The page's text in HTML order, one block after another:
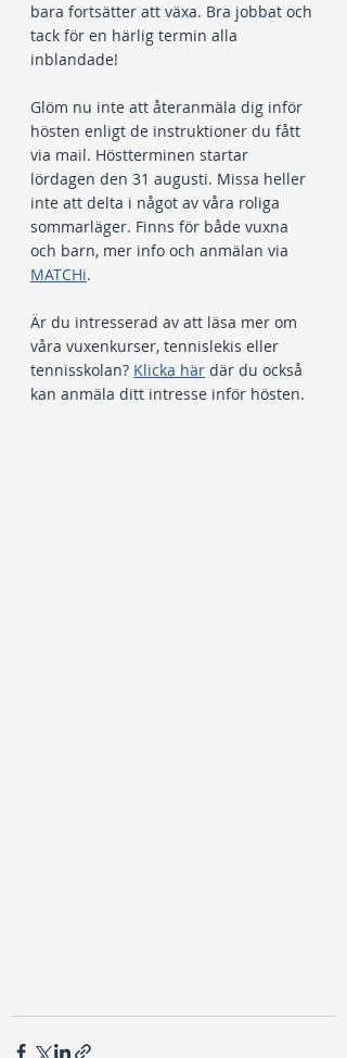
bara fortsätter att växa. Bra jobbat och
tack för en härlig termin alla
inblandade!
Glöm nu inte att återanmäla dig inför
hösten enligt de instruktioner du fått
via mail. Höstterminen startar
lördagen den 31 augusti. Missa heller
inte att delta i något av våra roliga
sommarläger. Finns för både vuxna
och barn, mer info och anmälan via
MATCHi.
Är du intresserad av att läsa mer om
våra vuxenkurser, tennislekis eller
tennisskolan? Klicka här där du också
kan anmäla ditt intresse inför hösten.